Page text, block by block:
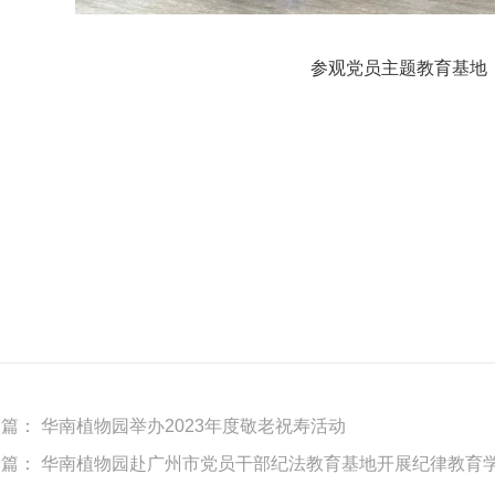
参观党员主题教育基地
：
华南植物园举办2023年度敬老祝寿活动
：
华南植物园赴广州市党员干部纪法教育基地开展纪律教育